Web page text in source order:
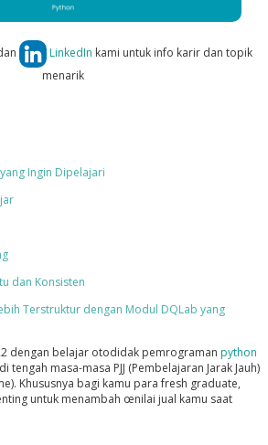
LinkedIn kami untuk info karir dan topik
menarik
Ingin Dipelajari
dan Konsisten
Terstruktur dengan Modul DQLab yang
dengan belajar otodidak pemrograman python
masa-masa PJJ (Pembelajaran Jarak Jauh)
Khususnya bagi kamu para fresh graduate,
untuk menambah œnilai jual kamu saat